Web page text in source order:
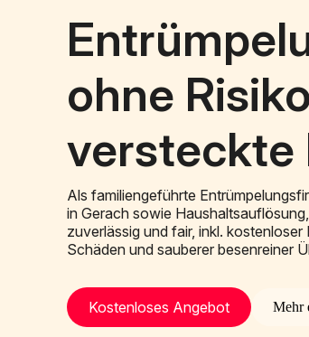
ohne
versteckte
Als familiengeführte
in Gerach sowie
zuverlässig und fair, inkl.
Schäden und sauberer besenreiner
Kostenloses Angebot Mehr